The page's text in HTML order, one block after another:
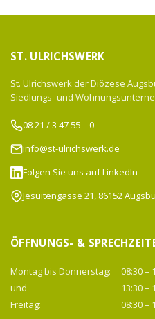
ST. ULRICHSWERK
St. Ulrichswerk der Diözese
Siedlungs- und
08 21 / 3 47 55 – 0
info@st-ulrichswerk.de
Folgen Sie uns auf LinkedIn
Jesuitengasse 21, 86152
ÖFFNUNGS- &
Montag bis Donnerstag:
08:30 –
und
13:30 –
Freitag:
08:30 –